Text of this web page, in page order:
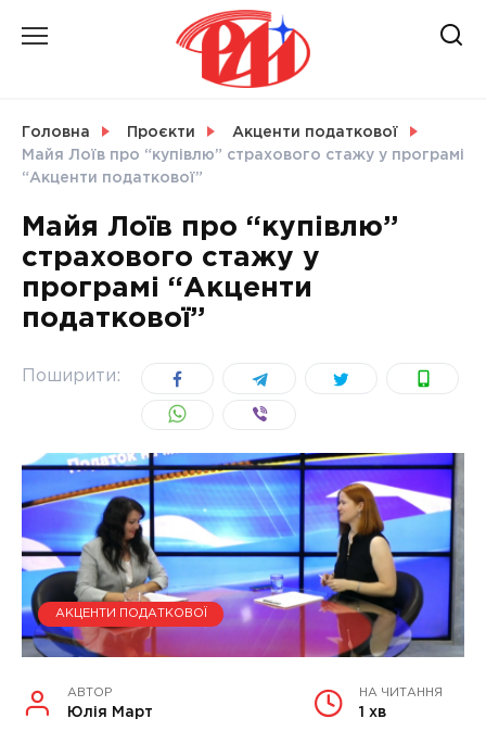
СВІТ
УКРАЇНА
Головна Проєкти
Акценти податкової
Майя Лоїв про “купівлю” страхового стажу у програмі
“Акценти податкової”
Майя Лоїв про “купівлю”
страхового стажу у
програмі “Акценти
податкової”
Поширити:
АКЦЕНТИ ПОДАТКОВОЇ
АВТОР
Юлія Март
НА ЧИТАННЯ
1 хв